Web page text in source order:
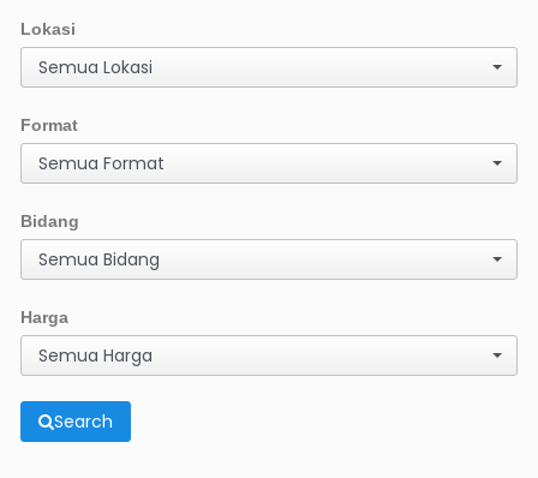
Lokasi
Semua Lokasi
Format
Semua Format
Bidang
Semua Bidang
Harga
Semua Harga
Search